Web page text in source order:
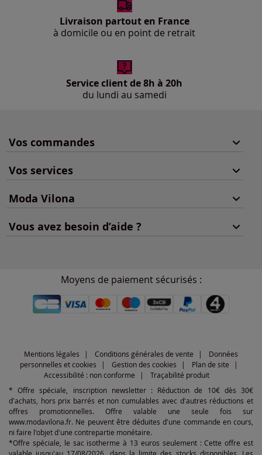
Livraison partout en France
à domicile ou en point de retrait
Service client de 8h à 20h
du lundi au samedi
Vos commandes
Vos services
Moda Vilona
Vous avez besoin d’aide ?
Moyens de paiement sécurisés :
Mentions légales Conditions générales de vente
Données
personnelles et cookies
Gestion des cookies
Plan de site
Accessibilité : non conforme
Traçabilité produit
* Offre spéciale, inscription newsletter : Réduction de 10€ dès 30€
d'achats, hors prix barrés et non cumulables avec d'autres réductions et
offres promotionnelles. Offre valable une seule fois sur
www.modavilona.fr. Ne peuvent être déduites d'une commande en cours,
ni faire l'objet d'une contrepartie monétaire.
*Offre spéciale, le sac isotherme à 13 euros seulement : Cette offre est
valable jusqu'au 17/08/2026, dans la limite des stocks disponibles. Les